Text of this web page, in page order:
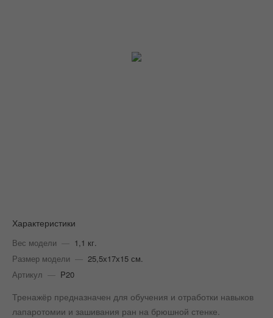
Характеристики
Вес модели — 1,1 кг.
Размер модели — 25,5х17х15 см.
Артикул — P20
Тренажёр предназначен для обучения и отработки навыков
лапаротомии и зашивания ран на брюшной стенке.